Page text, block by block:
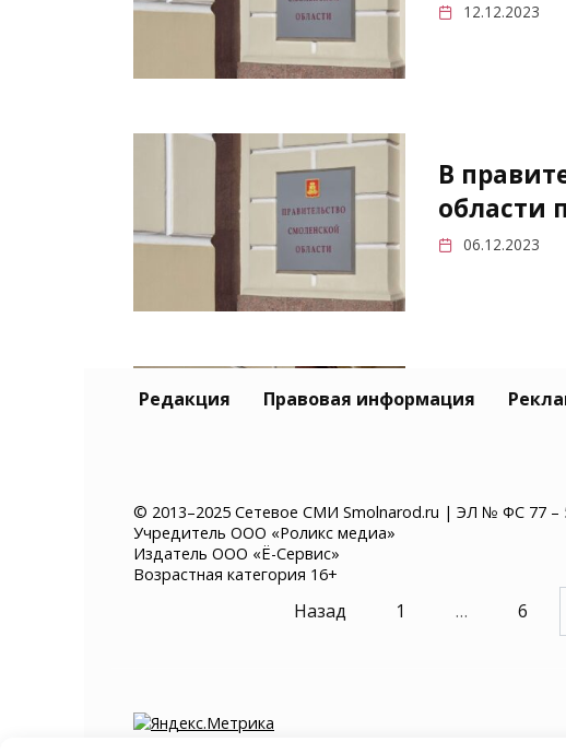
12.12.2023
В
области
06.12.2023
В
Назад 1 … 6
Редакция Правовая информация
© 2013–2025 Сетевое СМИ Smolnarod.ru | ЭЛ № ФС 77 –
Учредитель ООО «Роликс медиа»
Издатель ООО «Ё-Сервис»
Возрастная категория 16+